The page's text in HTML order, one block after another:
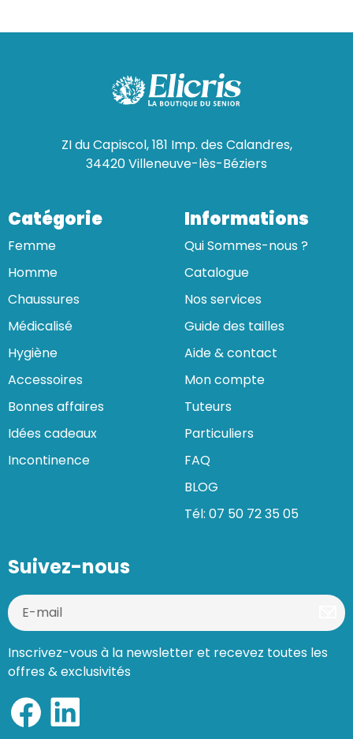
ZI du Capiscol, 181 Imp. des Calandres,
34420 Villeneuve-lès-Béziers
Catégorie
Femme
Homme
Chaussures
Médicalisé
Hygiène
Accessoires
Bonnes affaires
Idées cadeaux
Incontinence
Informations
Qui Sommes-nous ?
Catalogue
Nos services
Guide des tailles
Aide & contact
Mon compte
Tuteurs
Particuliers
FAQ
BLOG
Tél: 07 50 72 35 05
Suivez-nous
Inscrivez-vous à la newsletter et recevez toutes les
offres & exclusivités